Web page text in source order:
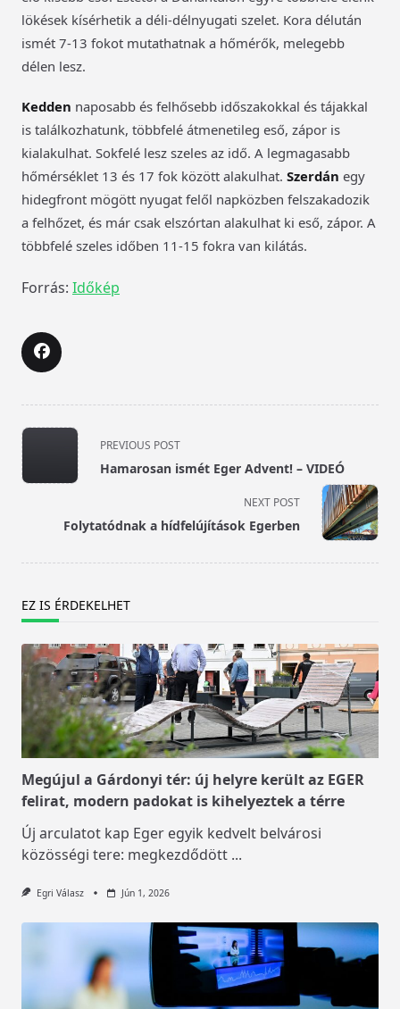
lökések kísérhetik a déli-délnyugati szelet. Kora délután
ismét 7-13 fokot mutathatnak a hőmérők, melegebb
délen lesz.
Kedden naposabb és felhősebb időszakokkal és tájakkal
is találkozhatunk, többfelé átmenetileg eső, zápor is
kialakulhat. Sokfelé lesz szeles az idő. A legmagasabb
hőmérséklet 13 és 17 fok között alakulhat. Szerdán egy
hidegfront mögött nyugat felől napközben felszakadozik
a felhőzet, és már csak elszórtan alakulhat ki eső, zápor. A
többfelé szeles időben 11-15 fokra van kilátás.
Forrás: Időkép
<span
class="nav-
subtitle
reader-
PREVIOUS POST
Hamarosan ismét Eger Advent! – VIDEÓ
NEXT POST
Folytatódnak a hídfelújítások Egerben
EZ IS ÉRDEKELHET
Megújul a Gárdonyi tér: új helyre került az EGER
felirat, modern padokat is kihelyeztek a térre
Új arculatot kap Eger egyik kedvelt belvárosi
közösségi tere: megkezdődött ...
Egri Válasz Jún 1, 2026